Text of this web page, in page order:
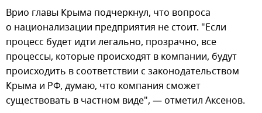
Врио главы Крыма подчеркнул, что вопроса
о национализации предприятия не стоит. "Если
процесс будет идти легально, прозрачно, все
процессы, которые происходят в компании, будут
происходить в соответствии с законодательством
Крыма и РФ, думаю, что компания сможет
существовать в частном виде", — отметил Аксенов.